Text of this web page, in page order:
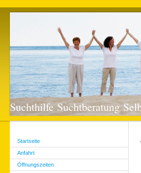
Suchthilfe Suchtberatung
Startseite
Anfahrt
Öffnungszeiten